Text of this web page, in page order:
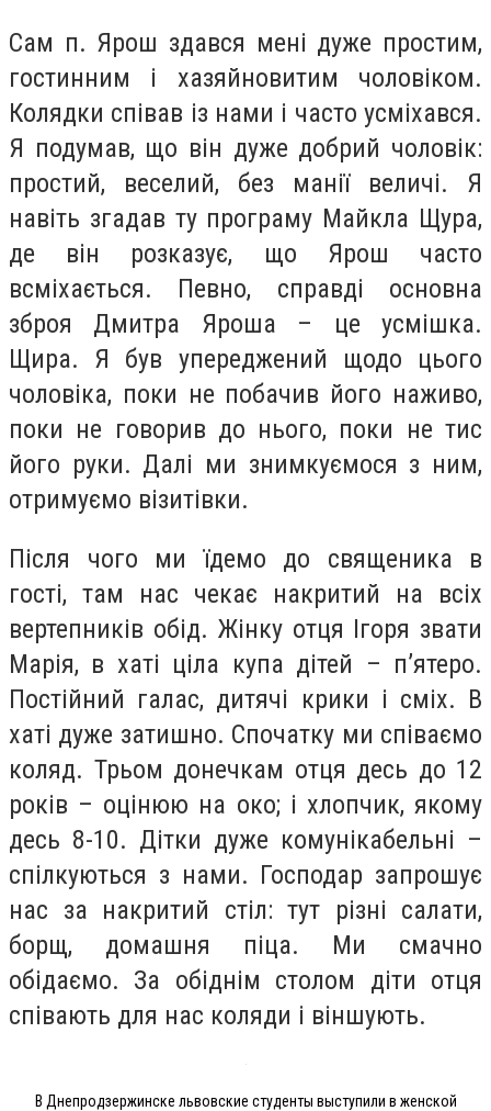
Сам п. Ярош здався мені дуже простим,
гостинним і хазяйновитим чоловіком.
Колядки співав із нами і часто усміхався.
Я подумав, що він дуже добрий чоловік:
простий, веселий, без манії величі. Я
навіть згадав ту програму Майкла Щура,
де він розказує, що Ярош часто
всміхається. Певно, справді основна
зброя Дмитра Яроша – це усмішка.
Щира. Я був упереджений щодо цього
чоловіка, поки не побачив його наживо,
поки не говорив до нього, поки не тис
його руки. Далі ми знимкуємося з ним,
отримуємо візитівки.
Після чого ми їдемо до священика в
гості, там нас чекає накритий на всіх
вертепників обід. Жінку отця Ігоря звати
Марія, в хаті ціла купа дітей – п’ятеро.
Постійний галас, дитячі крики і сміх. В
хаті дуже затишно. Спочатку ми співаємо
коляд. Трьом донечкам отця десь до 12
років – оцінюю на око; і хлопчик, якому
десь 8-10. Дітки дуже комунікабельні –
спілкуються з нами. Господар запрошує
нас за накритий стіл: тут різні салати,
борщ, домашня піца. Ми смачно
обідаємо. За обіднім столом діти отця
співають для нас коляди і віншують.
В Днепродзержинске львовские студенты выступили в женской